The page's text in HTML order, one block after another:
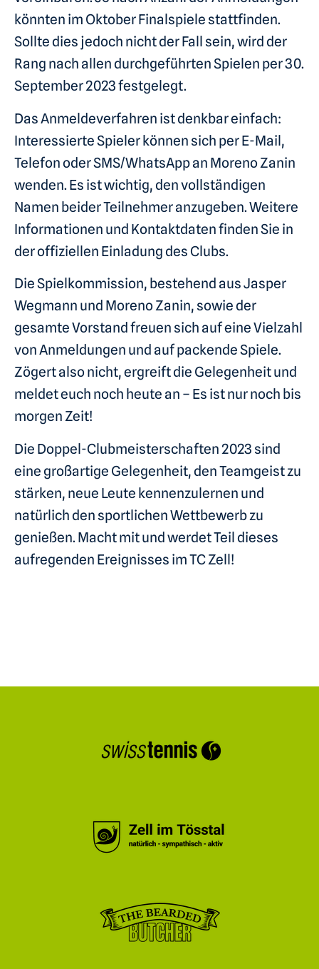
könnten im Oktober Finalspiele stattfinden.
Sollte dies jedoch nicht der Fall sein, wird der
Rang nach allen durchgeführten Spielen per 30.
September 2023 festgelegt.
Das Anmeldeverfahren ist denkbar einfach:
Interessierte Spieler können sich per E-Mail,
Telefon oder SMS/WhatsApp an Moreno Zanin
wenden. Es ist wichtig, den vollständigen
Namen beider Teilnehmer anzugeben. Weitere
Informationen und Kontaktdaten finden Sie in
der offiziellen Einladung des Clubs.
Die Spielkommission, bestehend aus Jasper
Wegmann und Moreno Zanin, sowie der
gesamte Vorstand freuen sich auf eine Vielzahl
von Anmeldungen und auf packende Spiele.
Zögert also nicht, ergreift die Gelegenheit und
meldet euch noch heute an – Es ist nur noch bis
morgen Zeit!
Die Doppel-Clubmeisterschaften 2023 sind
eine großartige Gelegenheit, den Teamgeist zu
stärken, neue Leute kennenzulernen und
natürlich den sportlichen Wettbewerb zu
genießen. Macht mit und werdet Teil dieses
aufregenden Ereignisses im TC Zell!